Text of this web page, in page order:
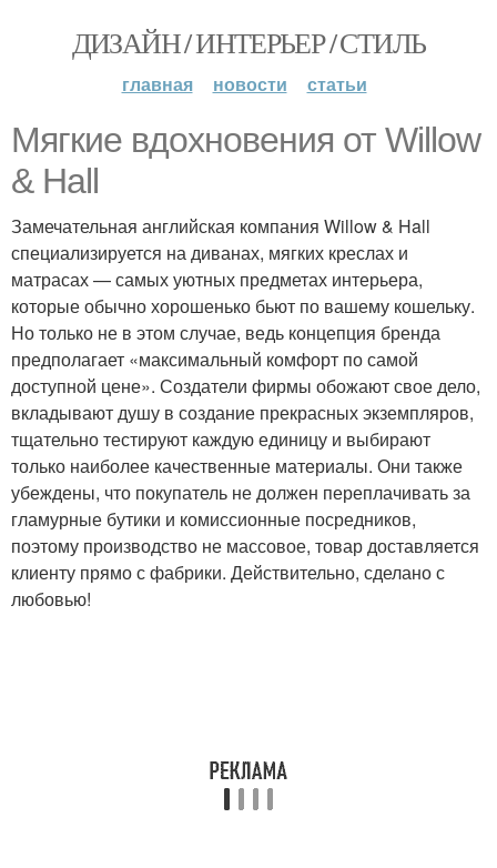
ДИЗАЙН / ИНТЕРЬЕР / СТИЛЬ
главная новости статьи
Мягкие вдохновения от Willow
& Hall
Замечательная английская компания Willow & Hall
специализируется на диванах, мягких креслах и
матрасах — самых уютных предметах интерьера,
которые обычно хорошенько бьют по вашему кошельку.
Но только не в этом случае, ведь концепция бренда
предполагает «максимальный комфорт по самой
доступной цене». Создатели фирмы обожают свое дело,
вкладывают душу в создание прекрасных экземпляров,
тщательно тестируют каждую единицу и выбирают
только наиболее качественные материалы. Они также
убеждены, что покупатель не должен переплачивать за
гламурные бутики и комиссионные посредников,
поэтому производство не массовое, товар доставляется
клиенту прямо с фабрики. Действительно, сделано с
любовью!